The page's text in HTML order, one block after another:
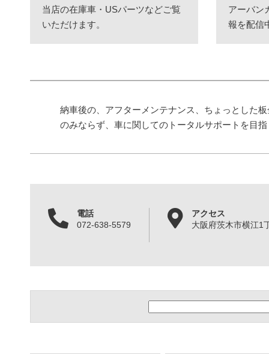
当店の在庫車・USパーツなどご覧
いただけます。
アーバン
報を配信
納車後の、アフターメンテナンス、ちょっとした
のみならず、車に関してのトータルサポートを目
電話
072-638-5579
アクセス
大阪府茨木市横江1